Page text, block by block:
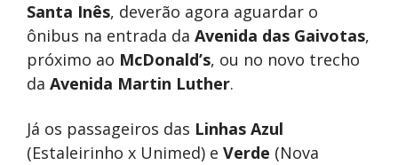
Santa Inês, deverão agora aguardar o
ônibus na entrada da Avenida das Gaivotas,
próximo ao McDonald’s, ou no novo trecho
da Avenida Martin Luther.
Já os passageiros das Linhas Azul
(Estaleirinho x Unimed) e Verde (Nova